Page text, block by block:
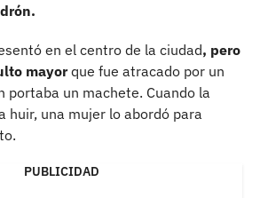
en el centro de la ciudad, pero
mayorque fue atracado por un
portaba un machete. Cuando la
huir, una mujer lo abordó para
PUBLICIDAD